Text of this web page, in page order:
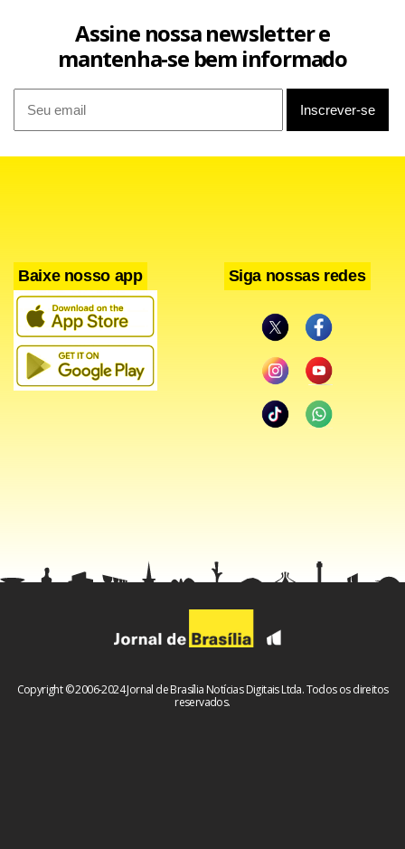
Assine nossa newsletter e
mantenha-se bem informado
Baixe nosso app Siga nossas redes
Copyright © 2006-2024 Jornal de Brasília Notícias Digitais Ltda. Todos os direitos
reservados.